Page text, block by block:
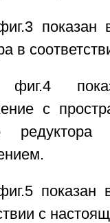
показан
в
с
показан
с